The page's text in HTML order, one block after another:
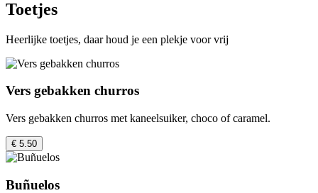
Toetjes
Heerlijke toetjes, daar houd je een plekje voor vrij
Vers gebakken churros
Vers gebakken churros met kaneelsuiker, choco of caramel.
€ 5.50
Buñuelos